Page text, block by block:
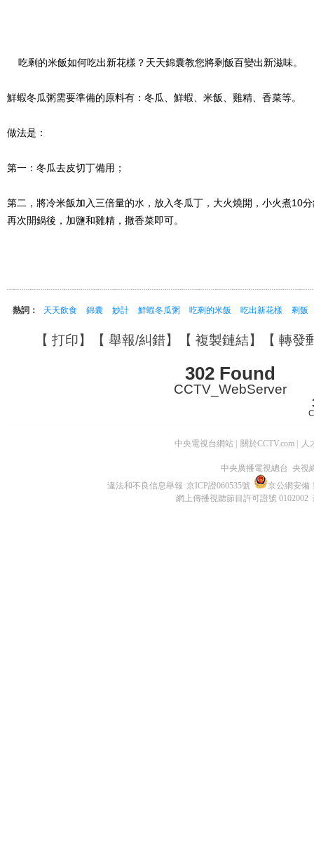
吃剩的米飯如何吃出新花樣？天天錦囊教您將剩飯百變出新滋味。
鮮蝦冬瓜粥需要準備的原料有：冬瓜、鮮蝦、米飯、雞精、香菜等。
做法是：
第一：冬瓜去皮切丁備用；
第二，將冷米飯加入三倍量的水，放入冬瓜丁，大火燒開，小火煮10
再次開鍋後，加鹽和雞精，撒香菜即可。
熱詞： 天天飲食 錦囊 妙計 鮮蝦冬瓜粥 吃剩的米飯 吃出新花樣 剩飯
【 打印】【 舉報/糾錯】【 複製鏈結】【 轉發
302 Found
CCTV_WebServer
中央電視台網站 關於CCTV.com 人
中央廣播電視總台 央視
違法和不良信息舉報 京ICP證060535號
京公網安備
網上傳播視聽節目許可證號 0102002